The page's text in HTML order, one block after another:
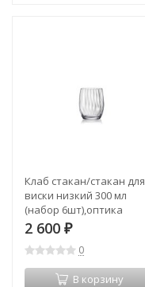
Клаб стакан/стакан для
виски низкий 300 мл
(набор 6шт),оптика
"Waterfoll" (TT-00013174)
2 600 ₽
0
В корзину